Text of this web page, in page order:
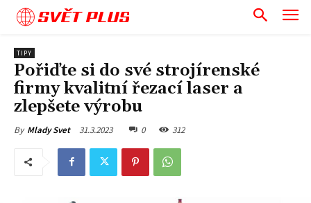
SVĚT PLUS
TIPY
Pořiďte si do své strojírenské
firmy kvalitní řezací laser a
zlepšete výrobu
By Mlady Svet 31.3.2023 0 312